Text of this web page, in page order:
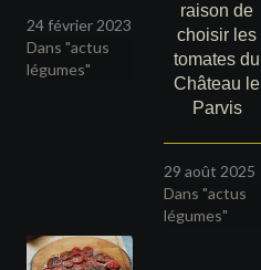
24 février 2023
Dans "actus
légumes"
raison de
choisir les
tomates du
Château le
Parvis
29 août 2025
Dans "actus
légumes"